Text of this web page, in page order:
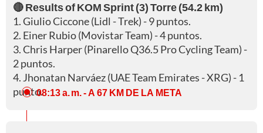
🔴 Results of KOM Sprint (3) Torre (54.2 km)
1. Giulio Ciccone (Lidl - Trek) - 9 puntos.
2. Einer Rubio (Movistar Team) - 4 puntos.
3. Chris Harper (Pinarello Q36.5 Pro Cycling Team) -
2 puntos.
4. Jhonatan Narváez (UAE Team Emirates - XRG) - 1
punto.08:13 a. m.- A 67 KM DE LA META